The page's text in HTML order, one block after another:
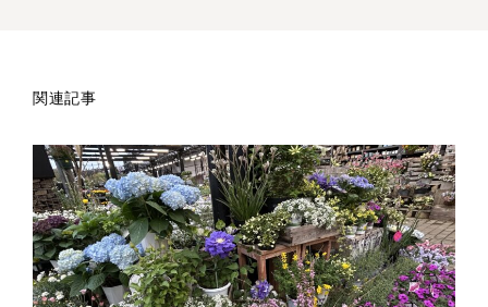
関連記事